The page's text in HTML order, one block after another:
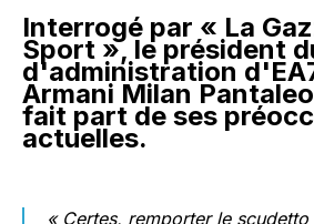
Interrogé par « La
Sport », le président
d'administration
Armani Milan
fait part de ses
actuelles.
« Certes, remporter le